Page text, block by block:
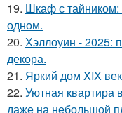
19. Шкаф с тайником:
одном.
20. Хэллоуин - 2025:
декора.
21. Яркий дом XIX
22. Уютная квартира
даже на небольшой